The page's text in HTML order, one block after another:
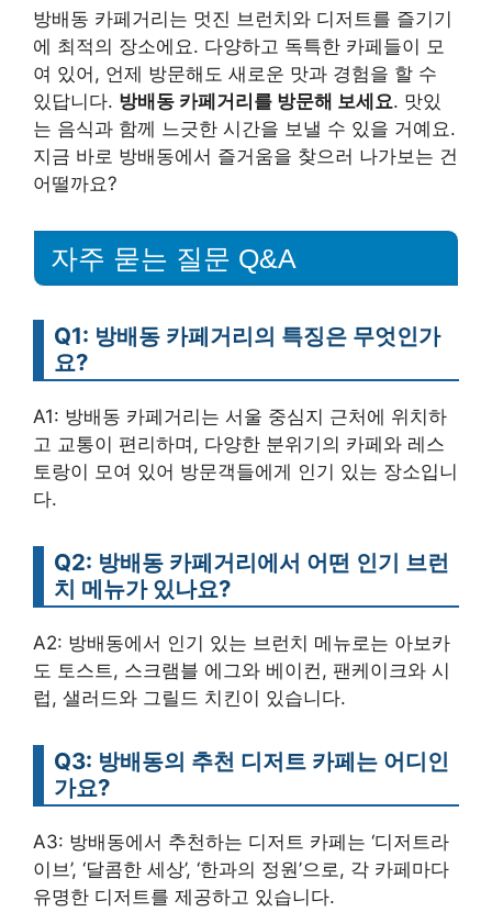
방배동 카페거리는 멋진 브런치와 디저트를 즐기기
에 최적의 장소에요. 다양하고 독특한 카페들이 모
여 있어, 언제 방문해도 새로운 맛과 경험을 할 수
있답니다. 방배동 카페거리를 방문해 보세요. 맛있
는 음식과 함께 느긋한 시간을 보낼 수 있을 거예요.
지금 바로 방배동에서 즐거움을 찾으러 나가보는 건
어떨까요?
자주 묻는 질문 Q&A
Q1: 방배동 카페거리의 특징은 무엇인가
요?
A1: 방배동 카페거리는 서울 중심지 근처에 위치하
고 교통이 편리하며, 다양한 분위기의 카페와 레스
토랑이 모여 있어 방문객들에게 인기 있는 장소입니
다.
Q2: 방배동 카페거리에서 어떤 인기 브런
치 메뉴가 있나요?
A2: 방배동에서 인기 있는 브런치 메뉴로는 아보카
도 토스트, 스크램블 에그와 베이컨, 팬케이크와 시
럽, 샐러드와 그릴드 치킨이 있습니다.
Q3: 방배동의 추천 디저트 카페는 어디인
가요?
A3: 방배동에서 추천하는 디저트 카페는 ‘디저트라
이브’, ‘달콤한 세상’, ‘한과의 정원’으로, 각 카페마다
유명한 디저트를 제공하고 있습니다.